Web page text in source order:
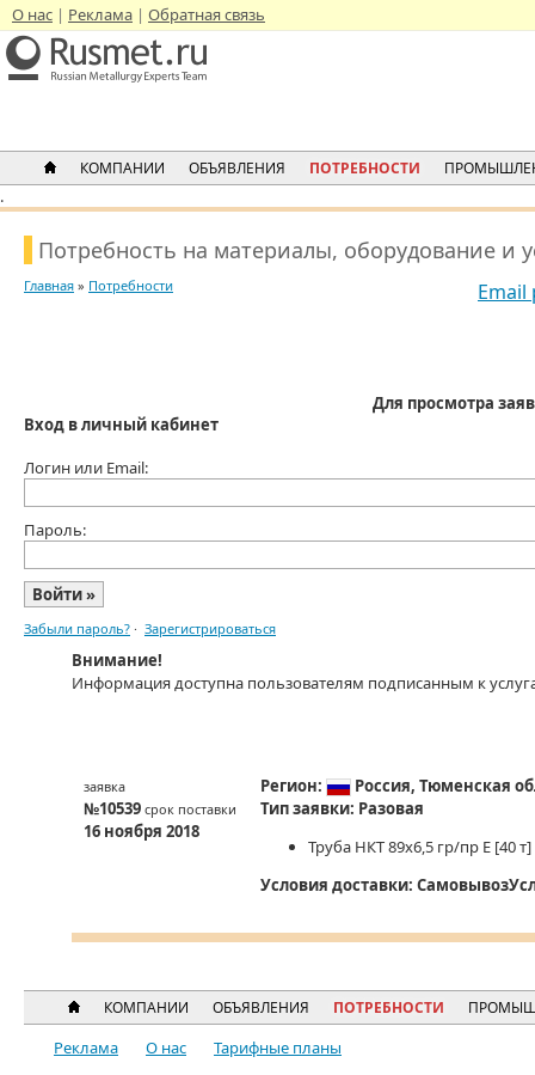
О нас Реклама Обратная связь
КОМПАНИИ ОБЪЯВЛЕНИЯ ПОТРЕБНОСТИ
.
Потребность на материалы, оборудование и
Главная » Потребности
Для просмотра
Вход в личный кабинет
Логин или Email:
Пароль:
Забыли пароль? · Зарегистрироваться
Внимание!
Информация доступна пользователям подписанным к
заявка
№10539 срок поставки
16 ноября 2018
Регион: Россия, Тюменская
Тип заявки: Разовая
Труба НКТ 89х6,5 гр/пр Е [40 т]
Условия доставки: Самовывоз
КОМПАНИИ ОБЪЯВЛЕНИЯ ПОТРЕБНОСТИ
Реклама О нас Тарифные планы